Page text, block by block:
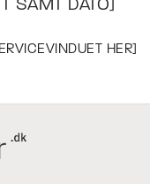
SAMT DATO]
HER]